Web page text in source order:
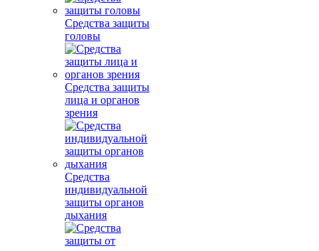
Средства защиты
головы
Средства защиты
лица и органов
зрения
Средства
индивидуальной
защиты органов
дыхания